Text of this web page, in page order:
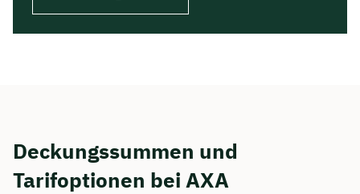
Deckungssummen und
Tarifoptionen bei AXA